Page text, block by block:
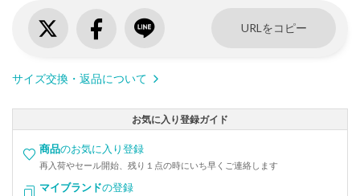
URLをコピー
サイズ交換・返品について
お気に入り登録ガイド
商品のお気に入り登録
再入荷やセール開始、残り１点の時にいち早くご連絡します
マイブランドの登録